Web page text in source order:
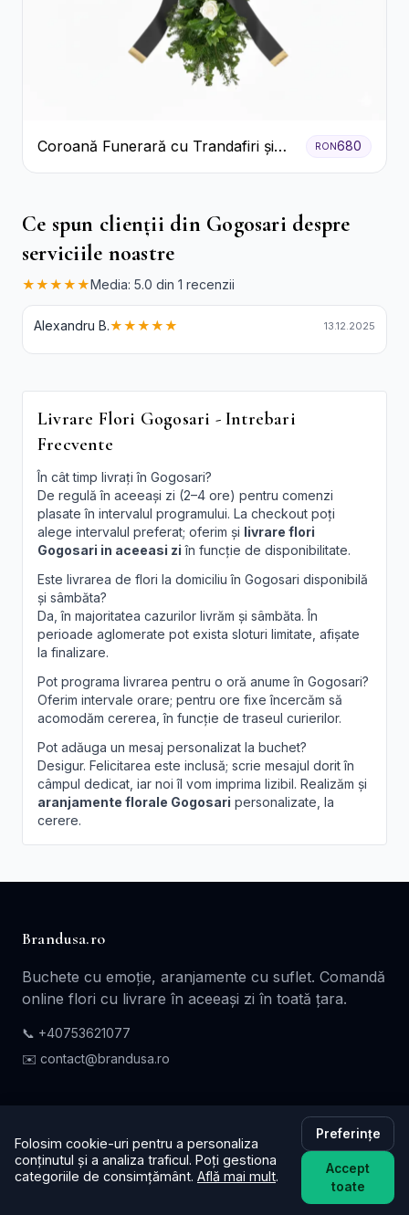
Coroană Funerară cu Trandafiri și
Crini
RON680
Ce spun clienții din Gogosari despre
serviciile noastre
★★★★★Media: 5.0 din 1 recenzii
Alexandru B.★★★★★ 13.12.2025
Livrare Flori Gogosari - Intrebari
Frecvente
În cât timp livrați în Gogosari?
De regulă în aceeași zi (2–4 ore) pentru comenzi
plasate în intervalul programului. La checkout poți
alege intervalul preferat; oferim și livrare flori
Gogosari in aceeasi zi în funcție de disponibilitate.
Este livrarea de flori la domiciliu în Gogosari disponibilă
și sâmbăta?
Da, în majoritatea cazurilor livrăm și sâmbăta. În
perioade aglomerate pot exista sloturi limitate, afișate
la finalizare.
Pot programa livrarea pentru o oră anume în Gogosari?
Oferim intervale orare; pentru ore fixe încercăm să
acomodăm cererea, în funcție de traseul curierilor.
Pot adăuga un mesaj personalizat la buchet?
Desigur. Felicitarea este inclusă; scrie mesajul dorit în
câmpul dedicat, iar noi îl vom imprima lizibil. Realizăm și
aranjamente florale Gogosari personalizate, la
cerere.
Brandusa.ro
Buchete cu emoție, aranjamente cu suflet. Comandă
online flori cu livrare în aceeași zi în toată țara.
📞 +40753621077
✉️ contact@brandusa.ro
Servicii
Buchete de Flori
Flori - Cadou
Folosim cookie-uri pentru a personaliza
conținutul și a analiza traficul. Poți gestiona
categoriile de consimțământ. Află mai mult.
Preferințe
Accept
toate